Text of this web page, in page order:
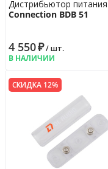
Дистрибьютор питания
Connection BDB 51
4 550₽/ шт.
В НАЛИЧИИ
СКИДКА 12%